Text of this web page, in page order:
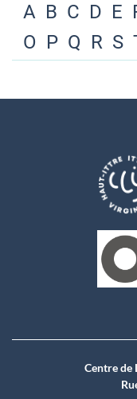
A B C D E
O P Q R S
Centre de